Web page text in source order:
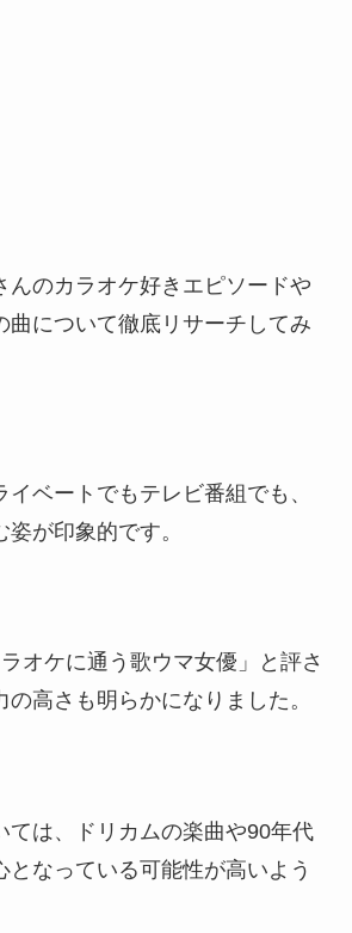
んのカラオケ好きエピソードや
曲について徹底リサーチしてみ
ベートでもテレビ番組でも、
が印象的です。
オケに通う歌ウマ女優」と評さ
高さも明らかになりました。
ては、ドリカムの楽曲や90年代
となっている可能性が高いよう